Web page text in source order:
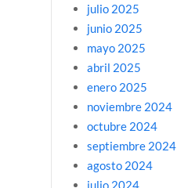
julio 2025
junio 2025
mayo 2025
abril 2025
enero 2025
noviembre 2024
octubre 2024
septiembre 2024
agosto 2024
julio 2024